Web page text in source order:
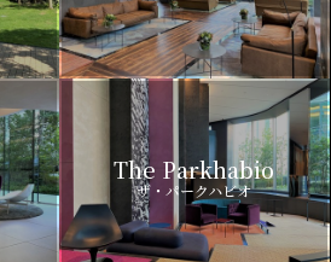
The Parkhabio
ザ・パークハビオ